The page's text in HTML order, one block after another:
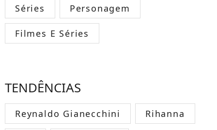
Séries Personagem
Filmes E Séries
TENDÊNCIAS
Reynaldo Gianecchini Rihanna